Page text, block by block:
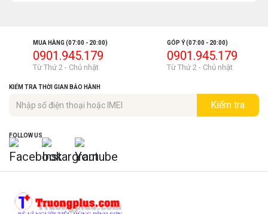
MUA HÀNG (07:00 - 20:00)
0901.945.179
Từ Thứ 2 - Chủ nhật
GÓP Ý (07:00 - 20:00)
0901.945.179
Từ Thứ 2 - Chủ nhật
KIỂM TRA THỜI GIAN BẢO HÀNH
Kiểm tra
FOLLOW US